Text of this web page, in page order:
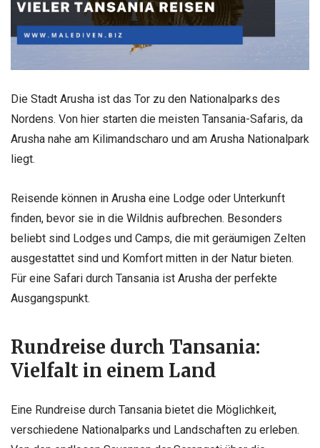
Die Stadt Arusha ist das Tor zu den Nationalparks des
Nordens. Von hier starten die meisten Tansania-Safaris, da
Arusha nahe am Kilimandscharo und am Arusha Nationalpark
liegt.
Reisende können in Arusha eine Lodge oder Unterkunft
finden, bevor sie in die Wildnis aufbrechen. Besonders
beliebt sind Lodges und Camps, die mit geräumigen Zelten
ausgestattet sind und Komfort mitten in der Natur bieten.
Für eine Safari durch Tansania ist Arusha der perfekte
Ausgangspunkt.
Rundreise durch Tansania:
Vielfalt in einem Land
Eine Rundreise durch Tansania bietet die Möglichkeit,
verschiedene Nationalparks und Landschaften zu erleben.